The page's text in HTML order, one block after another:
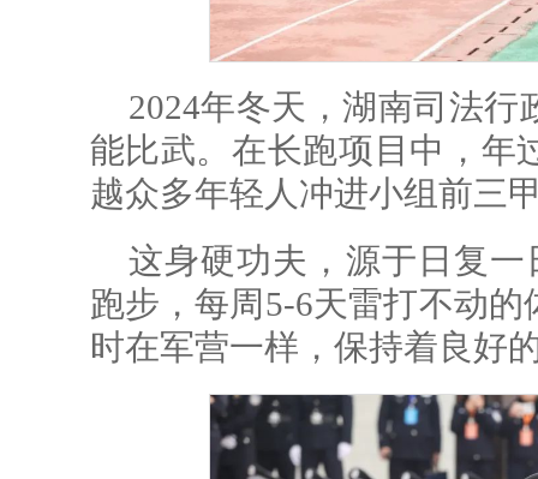
2024年冬天，湖南司法
能比武。在长跑项目中，年
越众多年轻人冲进小组前三
这身硬功夫，源于日复
跑步，每周5-6天雷打不动
时在军营一样，保持着良好